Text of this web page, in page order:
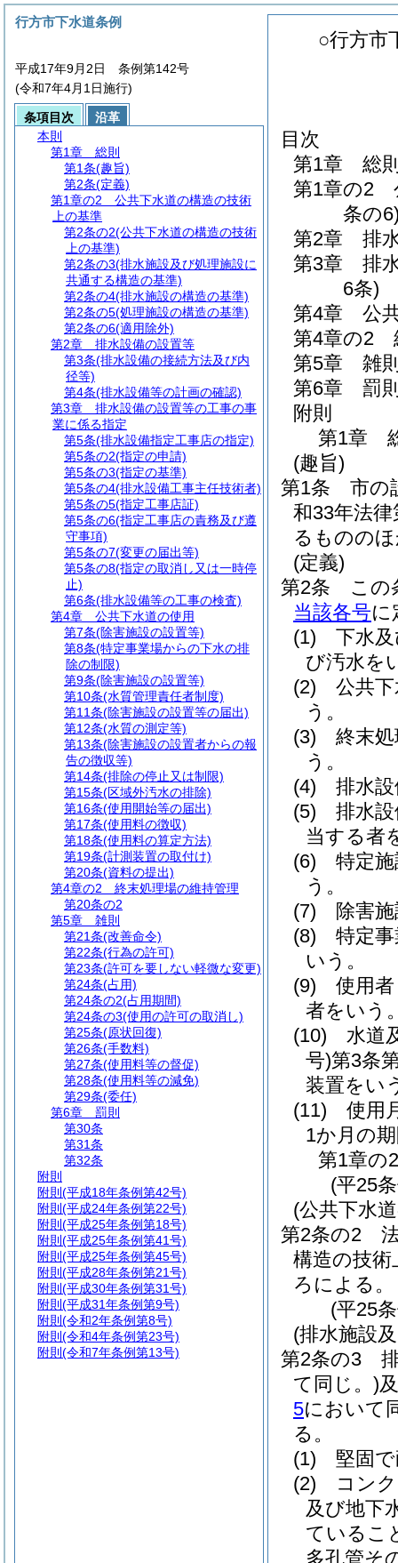
○行方市
目次
第1章
総
第1章の2
条の
第2章
排
第3章
排
6条)
第4章
公
第4章の2
第5章
雑
第6章
罰
附則
第1章
(趣旨)
第1条
市の
和33年法
るものの
(定義)
第2条
この
当該各号に
(1)
下水
び汚水を
(2)
公共
う。
(3)
終末
う。
(4)
排水
(5)
排水
当する者
(6)
特定
う。
(7)
除害
(8)
特定
いう。
(9)
使用
者をいう
(10)
水道
号)第3条
装置をい
(11)
使用
1か月の
第1章の2
(平25
(公共下水
第2条の2
構造の技
ろによる。
(平25
(排水施設
第2条の3
て同じ。)
5において
る。
(1)
堅固
(2)
コン
及び地下
ているこ
多孔管そ
行方市下水道条例
平成17年9月2日 条例第142号
(令和7年4月1日施行)
条項目次
沿革
本則
第1章
総則
第1条(趣旨)
第2条(定義)
第1章の2
公共下水道の構造の技術
上の基準
第2条の2(公共下水道の構造の技術
上の基準)
第2条の3(排水施設及び処理施設に
共通する構造の基準)
第2条の4(排水施設の構造の基準)
第2条の5(処理施設の構造の基準)
第2条の6(適用除外)
第2章
排水設備の設置等
第3条(排水設備の接続方法及び内
径等)
第4条(排水設備等の計画の確認)
第3章
排水設備の設置等の工事の事
業に係る指定
第5条(排水設備指定工事店の指定)
第5条の2(指定の申請)
第5条の3(指定の基準)
第5条の4(排水設備工事主任技術者)
第5条の5(指定工事店証)
第5条の6(指定工事店の責務及び遵
守事項)
第5条の7(変更の届出等)
第5条の8(指定の取消し又は一時停
止)
第6条(排水設備等の工事の検査)
第4章
公共下水道の使用
第7条(除害施設の設置等)
第8条(特定事業場からの下水の排
除の制限)
第9条(除害施設の設置等)
第10条(水質管理責任者制度)
第11条(除害施設の設置等の届出)
第12条(水質の測定等)
第13条(除害施設の設置者からの報
告の徴収等)
第14条(排除の停止又は制限)
第15条(区域外汚水の排除)
第16条(使用開始等の届出)
第17条(使用料の徴収)
第18条(使用料の算定方法)
第19条(計測装置の取付け)
第20条(資料の提出)
第4章の2
終末処理場の維持管理
第20条の2
第5章
雑則
第21条(改善命令)
第22条(行為の許可)
第23条(許可を要しない軽微な変更)
第24条(占用)
第24条の2(占用期間)
第24条の3(使用の許可の取消し)
第25条(原状回復)
第26条(手数料)
第27条(使用料等の督促)
第28条(使用料等の減免)
第29条(委任)
第6章
罰則
第30条
第31条
第32条
附則
附則 (平成18年条例第42号)
附則 (平成24年条例第22号)
附則 (平成25年条例第18号)
附則 (平成25年条例第41号)
附則 (平成25年条例第45号)
附則 (平成28年条例第21号)
附則 (平成30年条例第31号)
附則 (平成31年条例第9号)
附則 (令和2年条例第8号)
附則 (令和4年条例第23号)
附則 (令和7年条例第13号)